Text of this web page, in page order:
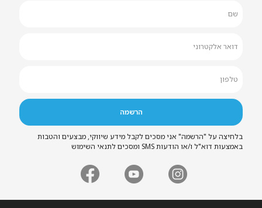
בלחיצה על "הרשמה" אני מסכים לקבל מידע שיווקי, מבצעים והטבות
באמצעות דוא"ל ו/או הודעות SMS ומסכים לתנאי השימוש